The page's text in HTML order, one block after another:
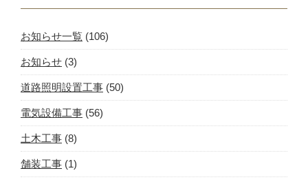
お知らせ一覧 (106)
お知らせ (3)
道路照明設置工事 (50)
電気設備工事 (56)
土木工事 (8)
舗装工事 (1)